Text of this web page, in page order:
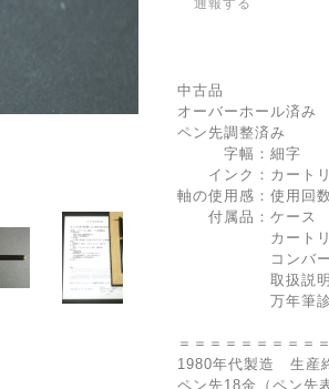
通報する
中古品
オーバーホール済み
ペン先調整済み
字幅：細字
インク：カート
軸の使用感：使用回
付属品：ケース
カートリッ
コンバータ
取扱説明
万年筆診
＝＝＝＝＝＝＝＝＝＝
1980年代製造 生産
ペン先18金（ペン先